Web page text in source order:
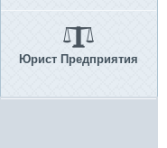
Юрист Предприятия